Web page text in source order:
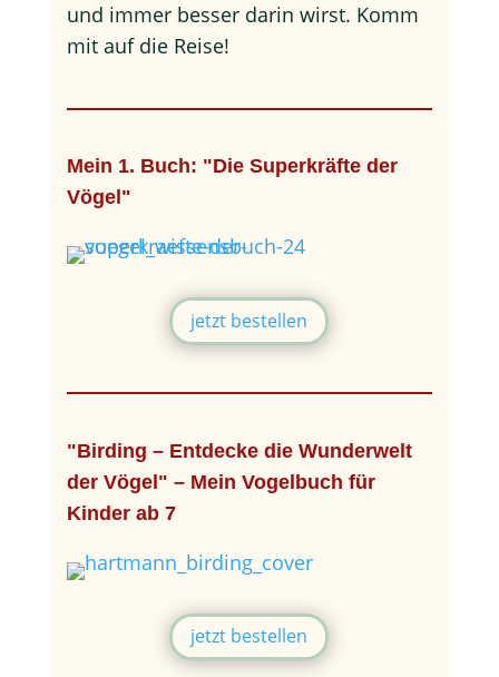
und immer besser darin wirst. Komm
mit auf die Reise!
Mein 1. Buch: "Die Superkräfte der
Vögel"
jetzt bestellen
"Birding – Entdecke die Wunderwelt
der Vögel" – Mein Vogelbuch für
Kinder ab 7
jetzt bestellen